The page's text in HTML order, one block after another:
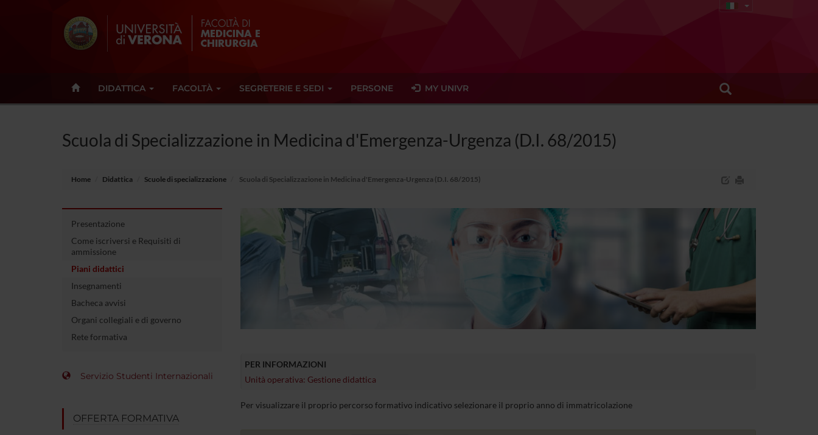
DIDATTICA FACOLTÀ SEGRETERIE E SEDI PERSONE MY UNIVR
Scuola di Specializzazione in Medicina d'Emergenza-Urgenza (D.I. 68/2015)
Home Didattica Scuole di specializzazione Scuola di Specializzazione in Medicina d'Emergenza-Urgenza (D.I. 68/2015)
Presentazione
Come iscriversi e Requisiti di
ammissione
Piani didattici
Insegnamenti
Bacheca avvisi
Organi collegiali e di governo
Rete formativa
Servizio Studenti Internazionali
OFFERTA FORMATIVA
PER INFORMAZIONI
Unità operativa: Gestione didattica
Per visualizzare il proprio percorso formativo indicativo selezionare il proprio anno di immatricolazione